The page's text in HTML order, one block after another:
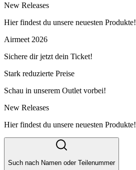
New Releases
Hier findest du unsere neuesten Produkte!
Airmeet 2026
Sichere dir jetzt dein Ticket!
Stark reduzierte Preise
Schau in unserem Outlet vorbei!
New Releases
Hier findest du unsere neuesten Produkte!
Such nach Namen oder Teilenummer